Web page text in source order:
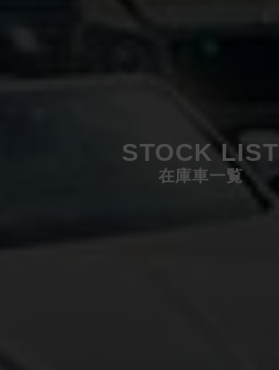
STOCK LIST
在庫車一覧